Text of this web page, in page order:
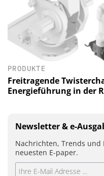
PRODUKTE
Freitragende
Energieführung in der
Newsletter & e-
Nachrichten, Trends
neuesten E-paper.